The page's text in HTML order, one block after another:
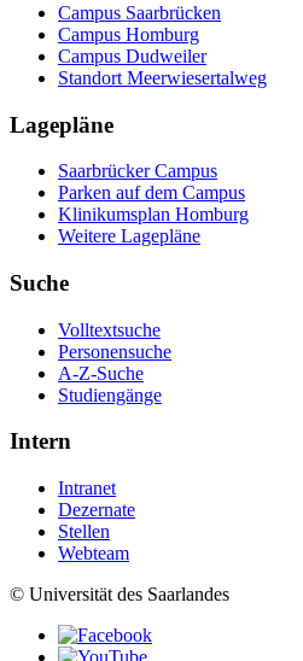
Campus Saarbrücken
Campus Homburg
Campus Dudweiler
Standort Meerwiesertalweg
Lagepläne
Saarbrücker Campus
Parken auf dem Campus
Klinikumsplan Homburg
Weitere Lagepläne
Suche
Volltextsuche
Personensuche
A-Z-Suche
Studiengänge
Intern
Intranet
Dezernate
Stellen
Webteam
© Universität des Saarlandes